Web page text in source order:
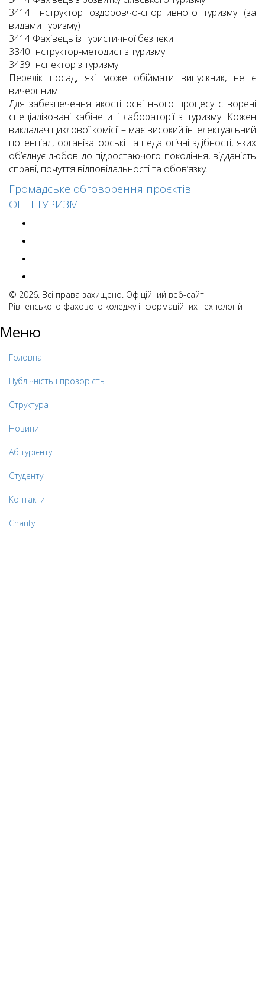
3414 Інструктор оздоровчо-спортивного туризму (за
видами туризму)
3414 Фахівець із туристичної безпеки
3340 Інструктор-методист з туризму
3439 Інспектор з туризму
Перелік посад, які може обіймати випускник, не є
вичерпним.
Для забезпечення якості освітнього процесу створені
спеціалізовані кабінети і лабораторії з туризму. Кожен
викладач циклової комісії – має високий інтелектуальний
потенціал, організаторські та педагогічні здібності, яких
об’єднує любов до підростаючого покоління, відданість
справі, почуття відповідальності та обов’язку.
Громадське обговорення проєктів
ОПП ТУРИЗМ
© 2026. Всі права захищено. Офіційний веб-сайт
Рівненського фахового коледжу інформаційних технологій
Меню
Головна
Публічність і прозорість
Структура
Новини
Абітурієнту
Студенту
Контакти
Charity